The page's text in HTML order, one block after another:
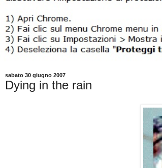
sabato 30 giugno 2007
Dying in the rain